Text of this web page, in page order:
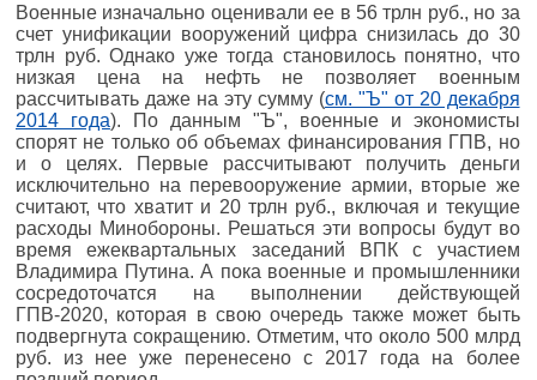
Военные изначально оценивали ее в 56 трлн руб., но за
счет унификации вооружений цифра снизилась до 30
трлн руб. Однако уже тогда становилось понятно, что
низкая цена на нефть не позволяет военным
рассчитывать даже на эту сумму (см. "Ъ" от 20 декабря
2014 года). По данным "Ъ", военные и экономисты
спорят не только об объемах финансирования ГПВ, но
и о целях. Первые рассчитывают получить деньги
исключительно на перевооружение армии, вторые же
считают, что хватит и 20 трлн руб., включая и текущие
расходы Минобороны. Решаться эти вопросы будут во
время ежеквартальных заседаний ВПК с участием
Владимира Путина. А пока военные и промышленники
сосредоточатся на выполнении действующей
ГПВ-2020, которая в свою очередь также может быть
подвергнута сокращению. Отметим, что около 500 млрд
руб. из нее уже перенесено с 2017 года на более